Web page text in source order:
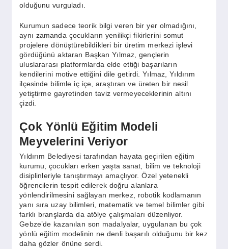
olduğunu vurguladı.
Kurumun sadece teorik bilgi veren bir yer olmadığını,
aynı zamanda çocukların yenilikçi fikirlerini somut
projelere dönüştürebildikleri bir üretim merkezi işlevi
gördüğünü aktaran Başkan Yılmaz, gençlerin
uluslararası platformlarda elde ettiği başarıların
kendilerini motive ettiğini dile getirdi. Yılmaz, Yıldırım
ilçesinde bilimle iç içe, araştıran ve üreten bir nesil
yetiştirme gayretinden taviz vermeyeceklerinin altını
çizdi.
Çok Yönlü Eğitim Modeli
Meyvelerini Veriyor
Yıldırım Belediyesi tarafından hayata geçirilen eğitim
kurumu, çocukları erken yaşta sanat, bilim ve teknoloji
disiplinleriyle tanıştırmayı amaçlıyor. Özel yetenekli
öğrencilerin tespit edilerek doğru alanlara
yönlendirilmesini sağlayan merkez, robotik kodlamanın
yanı sıra uzay bilimleri, matematik ve temel bilimler gibi
farklı branşlarda da atölye çalışmaları düzenliyor.
Gebze’de kazanılan son madalyalar, uygulanan bu çok
yönlü eğitim modelinin ne denli başarılı olduğunu bir kez
daha gözler önüne serdi.